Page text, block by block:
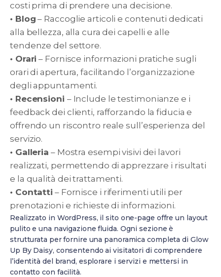
costi prima di prendere una decisione.
• Blog – Raccoglie articoli e contenuti dedicati
alla bellezza, alla cura dei capelli e alle
tendenze del settore.
• Orari – Fornisce informazioni pratiche sugli
orari di apertura, facilitando l’organizzazione
degli appuntamenti.
• Recensioni – Include le testimonianze e i
feedback dei clienti, rafforzando la fiducia e
offrendo un riscontro reale sull’esperienza del
servizio.
• Galleria – Mostra esempi visivi dei lavori
realizzati, permettendo di apprezzare i risultati
e la qualità dei trattamenti.
• Contatti – Fornisce i riferimenti utili per
prenotazioni e richieste di informazioni.
Realizzato in WordPress, il sito one-page offre un layout
pulito e una navigazione fluida. Ogni sezione è
strutturata per fornire una panoramica completa di Glow
Up By Daisy, consentendo ai visitatori di comprendere
l’identità del brand, esplorare i servizi e mettersi in
contatto con facilità.